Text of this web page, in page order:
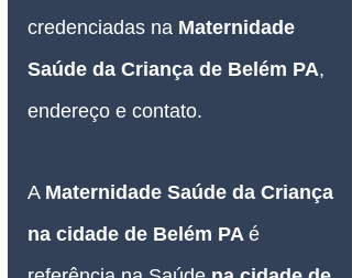
credenciadas na Maternidade
Saúde da Criança de Belém PA,
endereço e contato.
A Maternidade Saúde da Criança
na cidade de Belém PA é